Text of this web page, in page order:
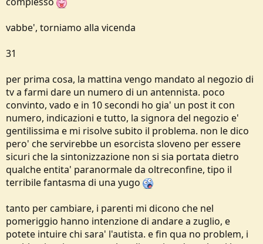
vabbe', torniamo alla vicenda
31
per prima cosa, la mattina vengo mandato al negozio di
tv a farmi dare un numero di un antennista. poco
convinto, vado e in 10 secondi ho gia' un post it con
numero, indicazioni e tutto, la signora del negozio e'
gentilissima e mi risolve subito il problema. non le dico
pero' che servirebbe un esorcista sloveno per essere
sicuri che la sintonizzazione non si sia portata dietro
qualche entita' paranormale da oltreconfine, tipo il
terribile fantasma di una yugo
tanto per cambiare, i parenti mi dicono che nel
pomeriggio hanno intenzione di andare a zuglio, e
potete intuire chi sara' l'autista. e fin qua no problem, i